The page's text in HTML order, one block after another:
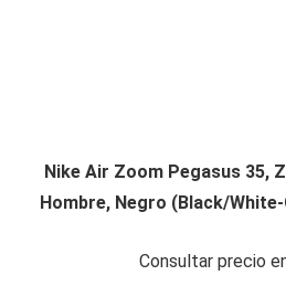
Nike Air Zoom Pegasus 35,
Hombre, Negro (Black/
Consultar precio